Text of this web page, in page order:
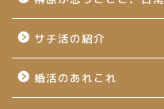
サチ活の紹介
婚活のあれこれ